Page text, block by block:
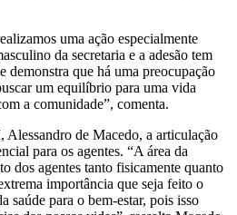
uma ação especialmente
da secretaria e a adesão tem
demonstra que há uma preocupação
um equilíbrio para uma vida
a comunidade”, comenta.
Alessandro de Macedo, a articulação
para os agentes. “A área da
dos agentes tanto fisicamente quanto
importância que seja feito o
saúde para o bem-estar, pois isso